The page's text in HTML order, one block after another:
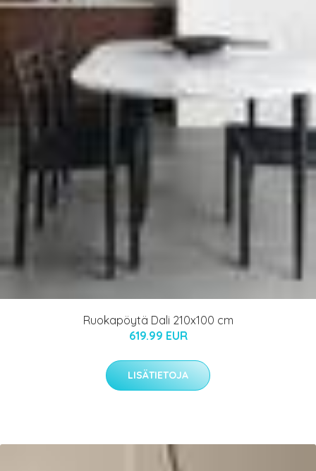
Ruokapöytä Dali 210x100 cm
619.99 EUR
LISÄTIETOJA